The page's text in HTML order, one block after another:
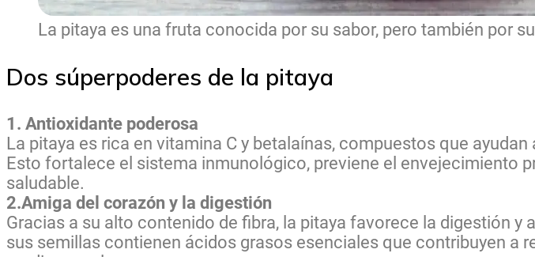
La pitaya es una fruta conocida por su sabor, pero también por
Dos súperpoderes de la pitaya
1. Antioxidante poderosa
La pitaya es rica en vitamina C y betalaínas, compuestos que
Esto fortalece el sistema inmunológico, previene el envejecimiento
saludable.
2.Amiga del corazón y la digestión
Gracias a su alto contenido de fibra, la pitaya favorece la digestión y
sus semillas contienen ácidos grasos esenciales que contribuyen a